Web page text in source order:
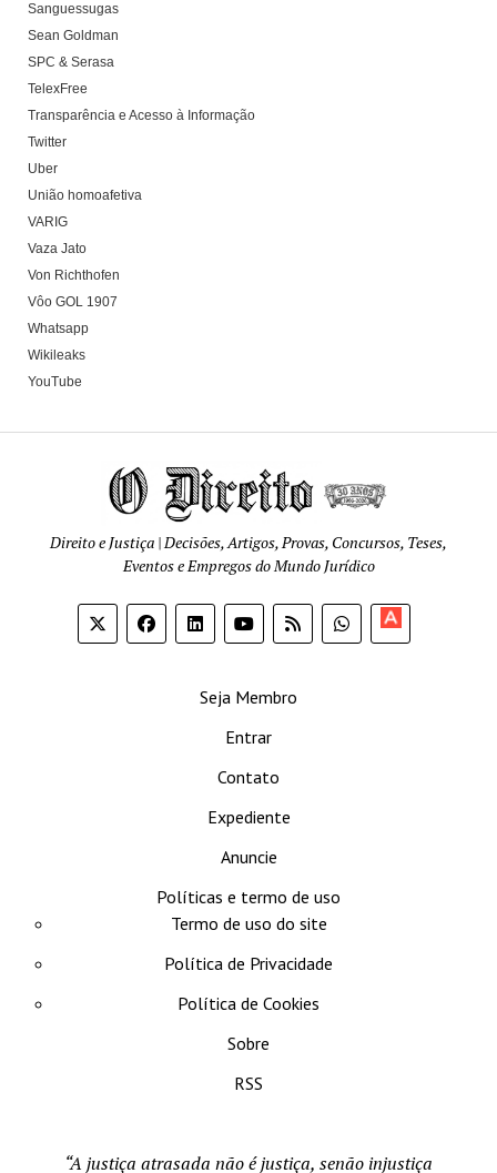
Sanguessugas
Sean Goldman
SPC & Serasa
TelexFree
Transparência e Acesso à Informação
Twitter
Uber
União homoafetiva
VARIG
Vaza Jato
Von Richthofen
Vôo GOL 1907
Whatsapp
Wikileaks
YouTube
Direito e Justiça | Decisões, Artigos, Provas, Concursos, Teses,
Eventos e Empregos do Mundo Jurídico
Seja Membro
Entrar
Contato
Expediente
Anuncie
Políticas e termo de uso
Termo de uso do site
Política de Privacidade
Política de Cookies
Sobre
RSS
“A justiça atrasada não é justiça, senão injustiça